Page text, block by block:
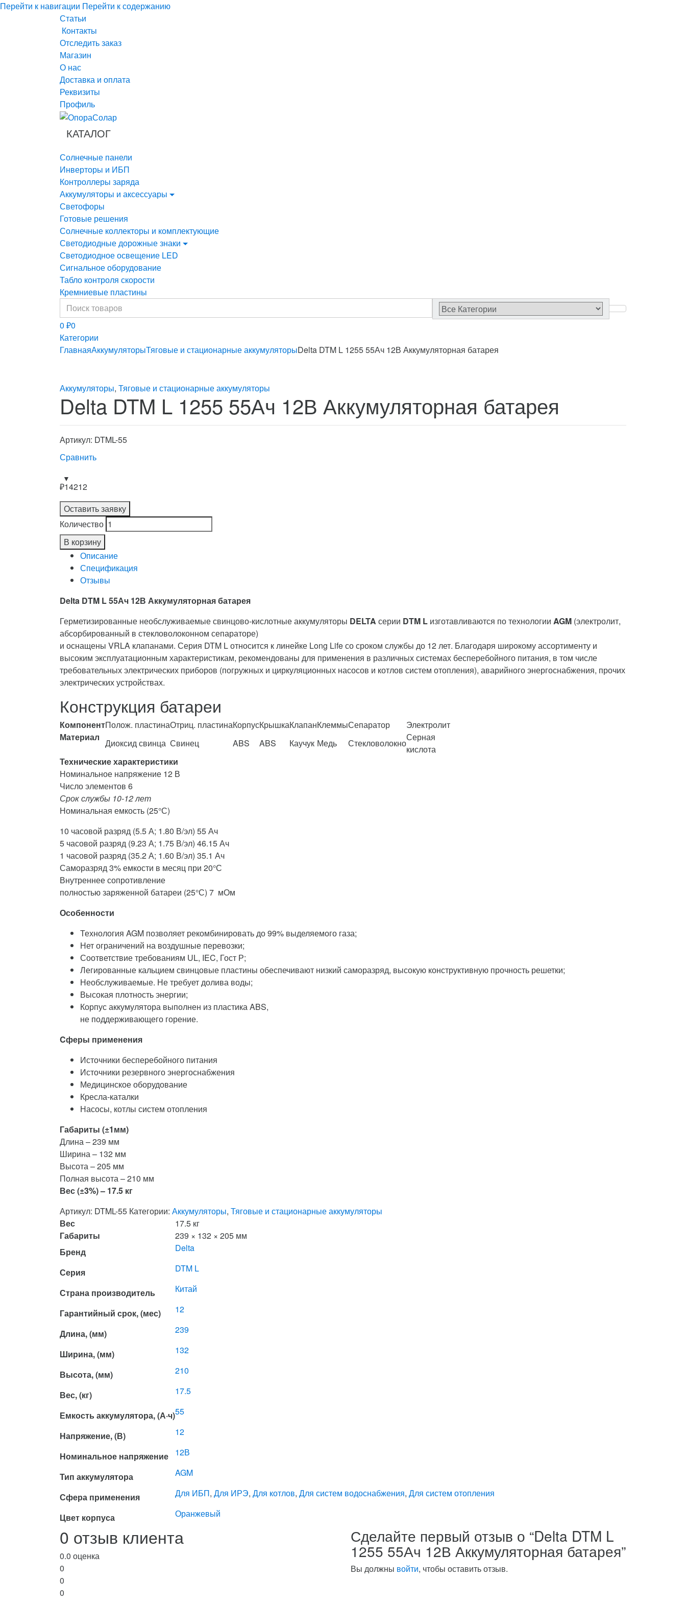
Перейти к навигации Перейти к содержанию
Статьи
Контакты
Отследить заказ
Магазин
О нас
Доставка и оплата
Реквизиты
Профиль
КАТАЛОГ
Солнечные панели
Инверторы и ИБП
Контроллеры заряда
Аккумуляторы и аксессуары
Светофоры
Готовые решения
Солнечные коллекторы и комплектующие
Светодиодные дорожные знаки
Светодиодное освещение LED
Сигнальное оборудование
Табло контроля скорости
Кремниевые пластины
Найти:
0 ₽0
Категории
ГлавнаяАккумуляторыТяговые и стационарные аккумуляторыDelta DTM L 1255 55Ач 12В Аккумуляторная батарея
Аккумуляторы, Тяговые и стационарные аккумуляторы
Delta DTM L 1255 55Ач 12В Аккумуляторная батарея
Артикул: DTML-55
Сравнить
₽14212
Оставить заявку
Количество
В корзину
Описание
Спецификация
Отзывы
Delta DTM L 55Ач 12В Аккумуляторная батарея
Герметизированные необслуживаемые свинцово-кислотные аккумуляторы DELTA серии DTM L изготавливаются по технологии AGM (электролит,
абсорбированный в стекловолоконном сепараторе)
и оснащены VRLA клапанами. Серия DTM L относится к линейке Long Life со сроком службы до 12 лет. Благодаря широкому ассортименту и
высоким эксплуатационным характеристикам, рекомендованы для применения в различных системах бесперебойного питания, в том числе
требовательных электрических приборов (погружных и циркуляционных насосов и котлов систем отопления), аварийного энергоснабжения, прочих
электрических устройствах.
Конструкция батареи
КомпонентПолож. пластинаОтриц. пластинаКорпусКрышкаКлапанКлеммыСепаратор
Электролит
Материал
Диоксид свинца Свинец ABS ABS Каучук Медь Стекловолокно
Серная
кислота
Технические характеристики
Номинальное напряжение 12 В
Число элементов 6
Срок службы 10-12 лет
Номинальная емкость (25°С)
10 часовой разряд (5.5 А; 1.80 В/эл) 55 Ач
5 часовой разряд (9.23 А; 1.75 В/эл) 46.15 Ач
1 часовой разряд (35.2 А; 1.60 В/эл) 35.1 Ач
Саморазряд 3% емкости в месяц при 20°С
Внутреннее сопротивление
полностью заряженной батареи (25°С) 7 мОм
Особенности
Технология AGM позволяет рекомбинировать до 99% выделяемого газа;
Нет ограничений на воздушные перевозки;
Соответствие требованиям UL, IEC, Гост Р;
Легированные кальцием свинцовые пластины обеспечивают низкий саморазряд, высокую конструктивную прочность решетки;
Необслуживаемые. Не требует долива воды;
Высокая плотность энергии;
Корпус аккумулятора выполнен из пластика ABS,
не поддерживающего горение.
Cферы применения
Источники бесперебойного питания
Источники резервного энергоснабжения
Медицинское оборудование
Кресла-каталки
Насосы, котлы систем отопления
Габариты (±1мм)
Длина – 239 мм
Ширина – 132 мм
Высота – 205 мм
Полная высота – 210 мм
Вес (±3%) – 17.5 кг
Артикул: DTML-55 Категории: Аккумуляторы, Тяговые и стационарные аккумуляторы
Вес
17.5 кг
Габариты
239 × 132 × 205 мм
Бренд
Delta
Серия DTM L
Страна производитель Китай
Гарантийный срок, (мес) 12
Длина, (мм) 239
Ширина, (мм) 132
Высота, (мм) 210
Вес, (кг) 17.5
Емкость аккумулятора, (А·ч)55
Напряжение, (В) 12
Номинальное напряжение 12В
Тип аккумулятора AGM
Сфера применения Для ИБП, Для ИРЭ, Для котлов, Для систем водоснабжения, Для систем отопления
Цвет корпуса Оранжевый
0 отзыв клиента
0.0 оценка
0
0
0
Сделайте первый отзыв о “Delta DTM L
1255 55Ач 12В Аккумуляторная батарея”
Вы должны войти, чтобы оставить отзыв.